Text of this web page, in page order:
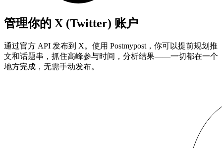
管理你的 X (Twitter) 账户
通过官方 API 发布到 X。使用 Postmypost，你可以提前规划推
文和话题串，抓住高峰参与时间，分析结果——一切都在一个
地方完成，无需手动发布。